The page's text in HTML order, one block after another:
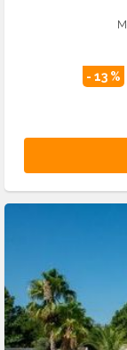
- 13 %